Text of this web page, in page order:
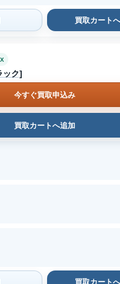
買取カート
ック]
今すぐ買取申込み
買取カートへ追加
買取カート